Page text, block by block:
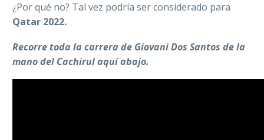
¿Por qué no? Tal vez podría ser considerado para
Qatar 2022.
Recorre toda la carrera de Giovani Dos Santos de la
mano del Cachirul aquí abajo.